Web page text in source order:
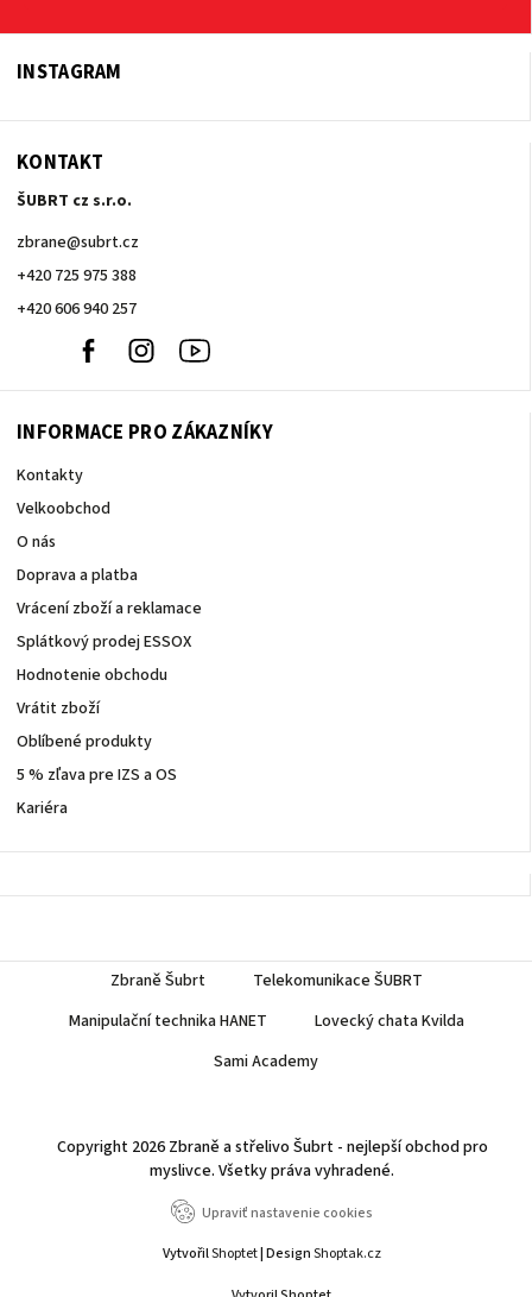
INSTAGRAM
KONTAKT
ŠUBRT cz s.r.o.
zbrane@subrt.cz
+420 725 975 388
+420 606 940 257
+420
940
Facebook Instagram
INFORMACE PRO ZÁKAZNÍKY
Kontakty
Velkoobchod
O nás
Doprava a platba
Vrácení zboží a reklamace
Splátkový prodej ESSOX
Hodnotenie obchodu
Vrátit zboží
Oblíbené produkty
5 % zľava pre IZS a OS
Kariéra
Zbraně Šubrt
Telekomunikace ŠUBRT
Manipulační technika HANET
Lovecký chata Kvilda
Sami Academy
Copyright 2026 Zbraně a střelivo Šubrt - nejlepší obchod pro
myslivce. Všetky práva vyhradené.
Upraviť nastavenie cookies
VytvořilShoptet| DesignShoptak.cz